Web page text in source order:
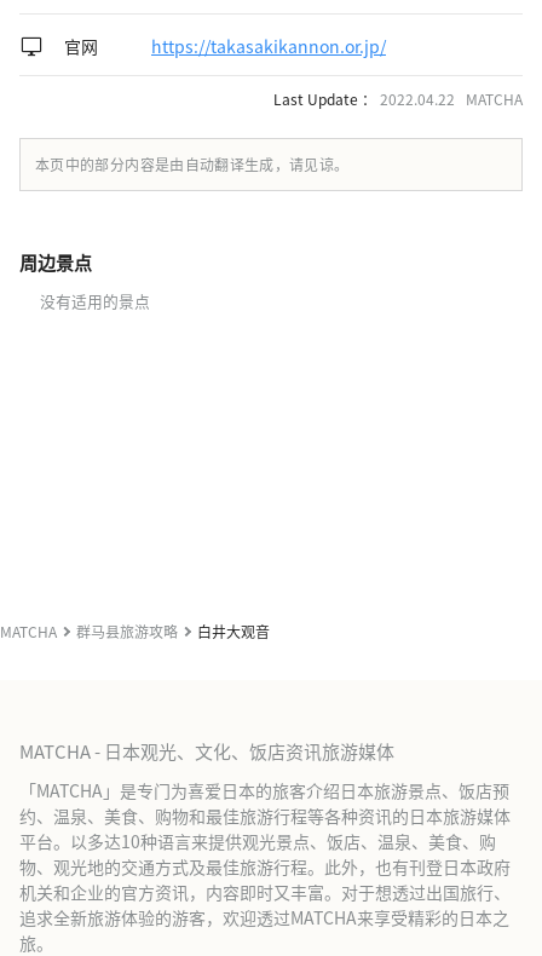
官网 https://takasakikannon.or.jp/
Last Update ： 2022.04.22 MATCHA
本页中的部分内容是由自动翻译生成，请见谅。
周边景点
没有适用的景点
MATCHA 群马县旅游攻略 白井大观音
MATCHA - 日本观光、文化、饭店资讯旅游媒体
「MATCHA」是专门为喜爱日本的旅客介绍日本旅游景点、饭店预
约、温泉、美食、购物和最佳旅游行程等各种资讯的日本旅游媒体
平台。以多达10种语言来提供观光景点、饭店、温泉、美食、购
物、观光地的交通方式及最佳旅游行程。此外，也有刊登日本政府
机关和企业的官方资讯，内容即时又丰富。对于想透过出国旅行、
追求全新旅游体验的游客，欢迎透过MATCHA来享受精彩的日本之
旅。